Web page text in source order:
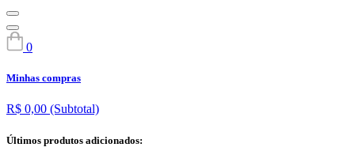
0
Minhas compras
R$ 0,00 (Subtotal)
Últimos produtos adicionados: